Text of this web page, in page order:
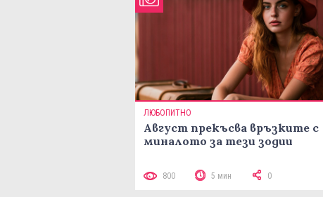
ЛЮБОПИТНО
Август прекъсва връзките с
миналото за тези зодии
800 5 мин 0